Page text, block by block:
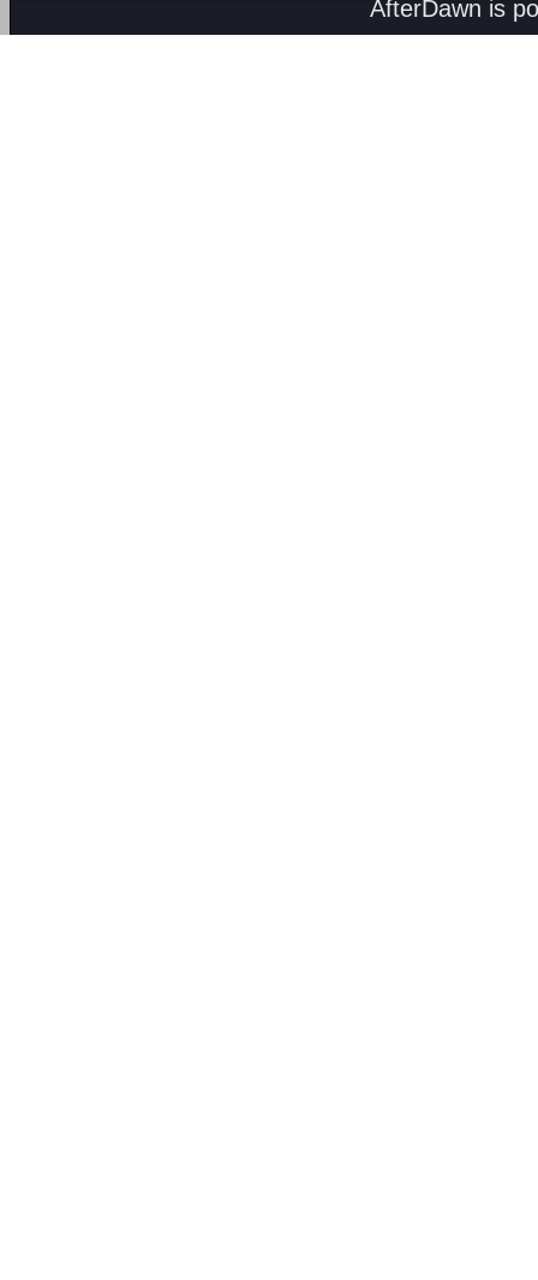
AfterDawn is